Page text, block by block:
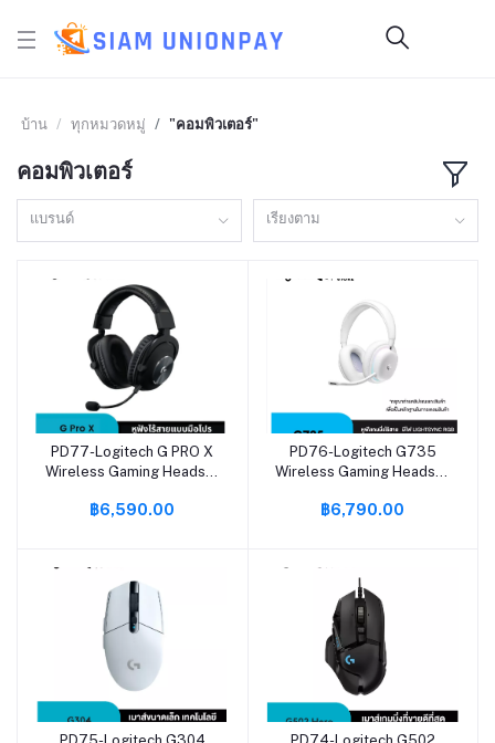
บ้าน ทุกหมวดหมู่ "คอมพิวเตอร์"
คอมพิวเตอร์
แบรนด์ เรียงตาม
หยิบใส่ตะกร้า
PD77-Logitech G PRO X
Wireless Gaming Headset
Headphone 7.1 ( หูฟังเกมมิ่ง
฿6,590.00
หยิบใส่ตะกร้า
PD76-Logitech G735
Wireless Gaming Headset
มิ่งไร้สาย พร้อมไฟ
Bluetooth ไมค์ถอดได้ -
White
฿6,790.00